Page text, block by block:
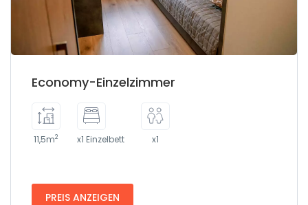
Economy-Einzelzimmer
11,5m2 x1 Einzelbett x1
PREIS ANZEIGEN